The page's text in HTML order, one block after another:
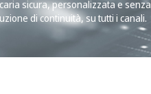
sicura, personalizzata e senza
di continuità, su tutti i canali.